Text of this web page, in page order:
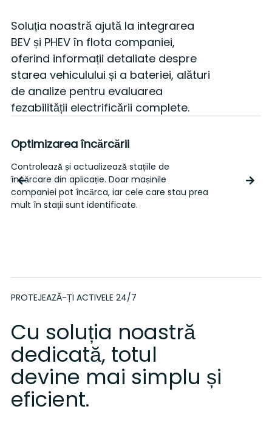
Soluția noastră ajută la integrarea
BEV și PHEV în flota companiei,
oferind informații detaliate despre
starea vehiculului și a bateriei, alături
de analize pentru evaluarea
fezabilității electrificării complete.
Optimizarea încărcării
Controlează și actualizează stațiile de
încărcare din aplicație. Doar mașinile
companiei pot încărca, iar cele care stau prea
mult în stații sunt identificate.
PROTEJEAZĂ-ȚI ACTIVELE 24/7
Cu soluția noastră
dedicată, totul
devine mai simplu și
eficient.